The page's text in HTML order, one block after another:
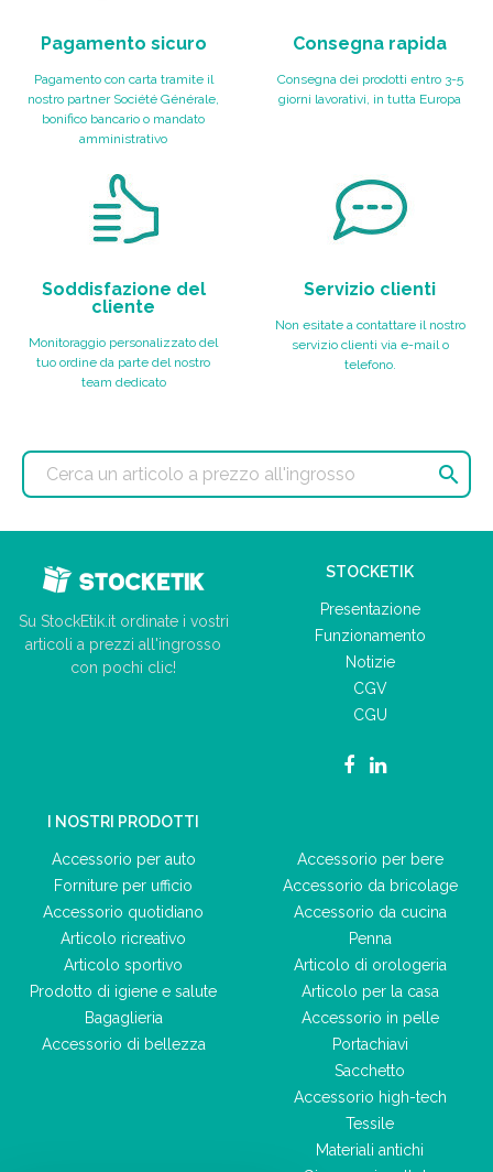
Pagamento sicuro
Pagamento con carta tramite il
nostro partner Société Générale,
bonifico bancario o mandato
amministrativo
Consegna rapida
Consegna dei prodotti entro 3-5
giorni lavorativi, in tutta Europa
Soddisfazione del
cliente
Monitoraggio personalizzato del
tuo ordine da parte del nostro
team dedicato
Servizio clienti
Non esitate a contattare il nostro
servizio clienti via e-mail o
telefono.

Su StockEtik.it ordinate i vostri
articoli a prezzi all'ingrosso
con pochi clic!
STOCKETIK
Presentazione
Funzionamento
Notizie
CGV
CGU
I NOSTRI PRODOTTI
Accessorio per auto
Forniture per ufficio
Accessorio quotidiano
Articolo ricreativo
Articolo sportivo
Prodotto di igiene e salute
Bagaglieria
Accessorio di bellezza
Accessorio per bere
Accessorio da bricolage
Accessorio da cucina
Penna
Articolo di orologeria
Articolo per la casa
Accessorio in pelle
Portachiavi
Sacchetto
Accessorio high-tech
Tessile
Materiali antichi